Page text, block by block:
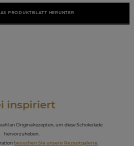
PRODUKTBLATT HERUNTER
inspiriert
an Originalrezepten, um diese Schokolade
hervorzuheben.
besuchen Sie unsere Rezeptgalerie